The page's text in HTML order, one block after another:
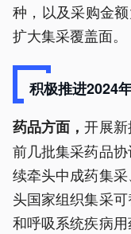
种，以及采购金
扩大集采覆盖面。
积极推进2024
药品方面，开展
前几批集采药品
续牵头中成药集
头国家组织集采
和呼吸系统疾病用